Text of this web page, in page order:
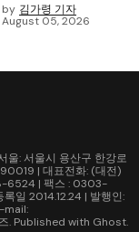
by 김가령 기자
August 05, 2026
울: 서울시 용산구 한강로
| 대표전화: (대전)
6524 | 팩스 : 0303-
일 2014.12.24 | 발행인:
mail:
. Published with Ghost.